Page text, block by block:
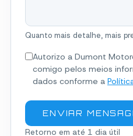
Quanto mais detalhe, mais
Autorizo a Dumont
comigo pelos meios
dados conforme a
ENVIAR
Retorno em até 1 dia útil